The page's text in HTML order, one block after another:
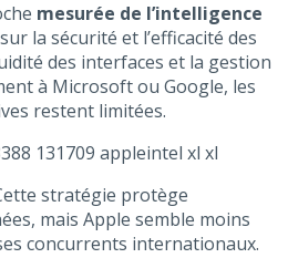
mesurée de l’intelligence
la sécurité et l’efficacité des
des interfaces et la gestion
à Microsoft ou Google, les
restent limitées.
stratégie protège
mais Apple semble moins
concurrents internationaux.